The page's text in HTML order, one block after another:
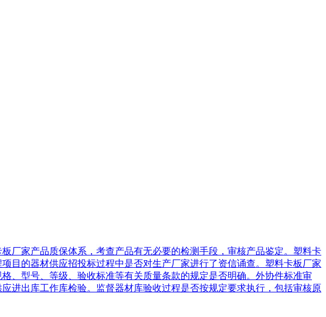
厂家产品质保体系，考查产品有无必要的检测手段，审核产品鉴定。塑料卡
目的器材供应招投标过程中是否对生产厂家进行了资信诵查。塑料卡板厂家
、型号、等级、验收标准等有关质量条款的规定是否明确。外协件标准审
进出库工作库检验。监督器材库验收过程是否按规定要求执行，包括审核原